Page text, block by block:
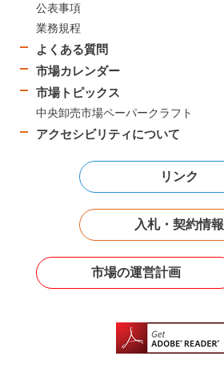
公表事項
業務規程
よくある質問
市場カレンダー
市場トピックス
中央卸売市場ペーパークラフト
アクセシビリティについて
リンク
入札・契約情報
市場の運営計画